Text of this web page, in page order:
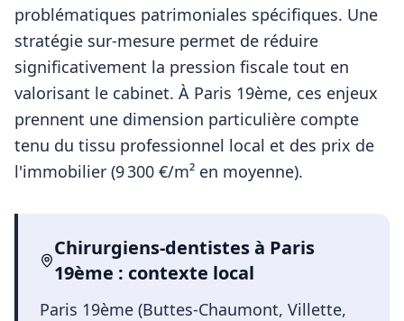
problématiques patrimoniales spécifiques. Une
stratégie sur-mesure permet de réduire
significativement la pression fiscale tout en
valorisant le cabinet. À Paris 19ème, ces enjeux
prennent une dimension particulière compte
tenu du tissu professionnel local et des prix de
l'immobilier (9 300 €/m² en moyenne).
Chirurgiens-dentistesà Paris
19ème : contexte local
Paris 19ème (Buttes-Chaumont, Villette,